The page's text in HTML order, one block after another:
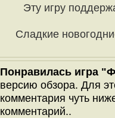
Эту игру
Сладкие
Понравилась игра
версию обзора. Для
комментария чуть
комментарий..